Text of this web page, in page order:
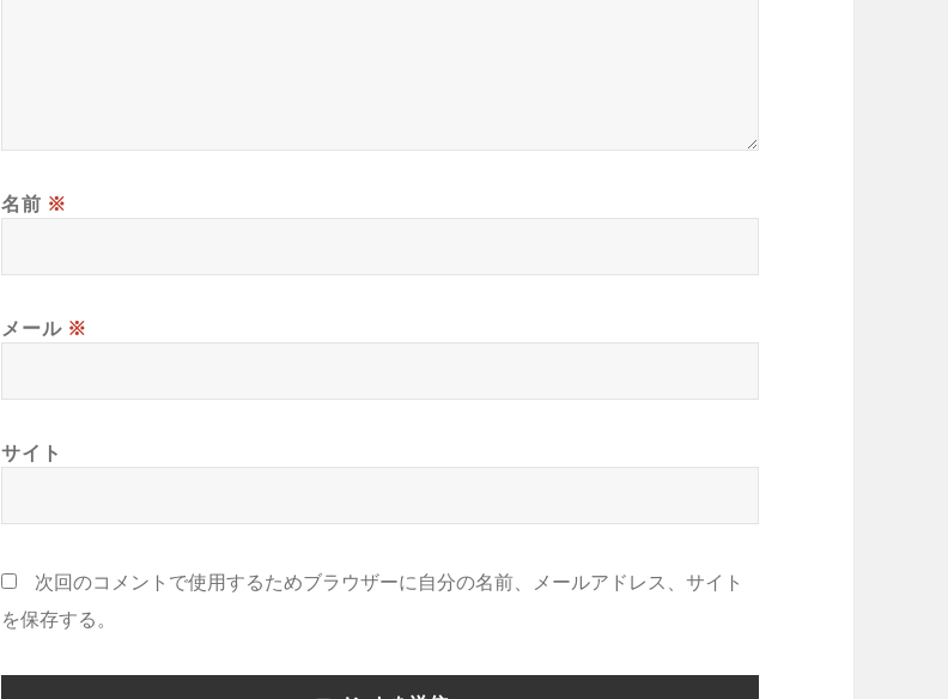
名前 ※
メール ※
サイト
次回のコメントで使用するためブラウザーに自分の名前、メールアドレス、サイト
を保存する。